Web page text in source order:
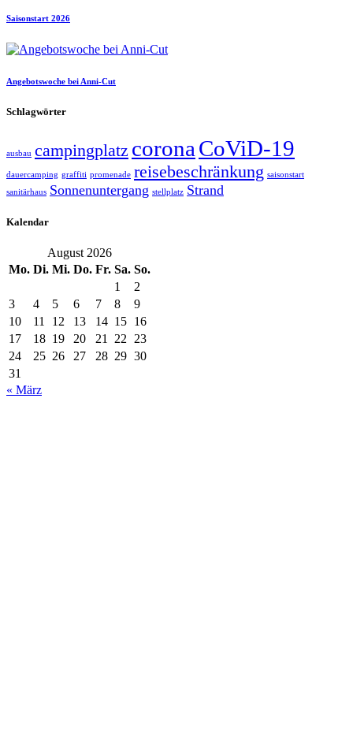
Saisonstart 2026
Angebotswoche bei Anni-Cut
Schlagwörter
ausbau campingplatz corona CoViD-19
dauercamping graffiti promenade reisebeschränkung saisonstart
sanitärhaus Sonnenuntergang stellplatz Strand
Kalendar
August 2026
Mo. Di. Mi. Do. Fr. Sa. So.
1
2
3
4 5 6 7 8
9
10
11 12 13 14 15 16
17
18 19 20 21 22
23
24
25 26 27 28 29 30
31
« März